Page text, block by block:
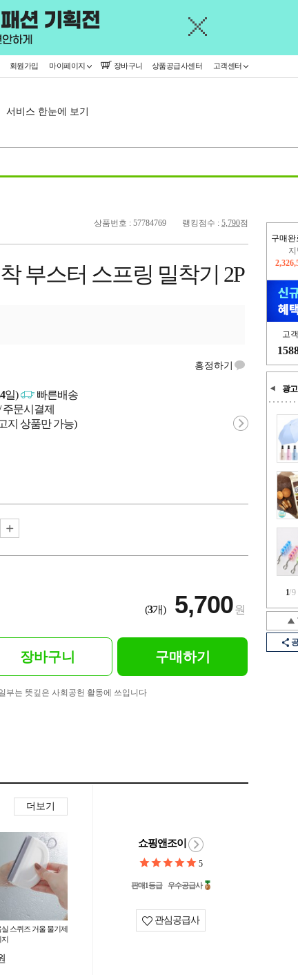
회원가입 마이페이지 장바구니 상품공급사센터 고객센터
서비스 한눈에 보기
구매완
고
광고
1/9
상품번호 : 57784769 랭킹점수 : 5,790점
부스터 스프링 밀착기 2P
흥정하기
일)
빠른배송
문시결제
지 상품만 가능)
(3개) 5,700원
장바구니 구매하기
부는 뜻깊은 사회공헌 활동에 쓰입니다
더보기
실 스퀴즈 거울 물기제
지
쇼핑앤조이
5
판매1등급 우수공급사
관심공급사